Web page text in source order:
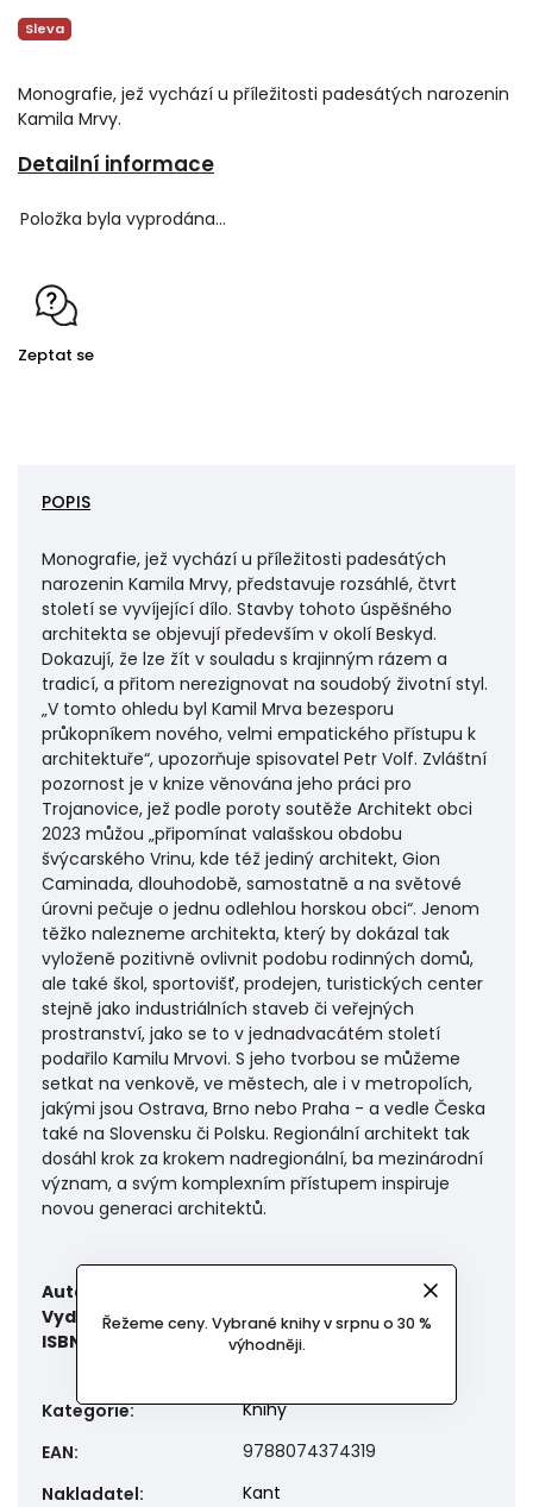
Řežeme ceny. Vybrané knihy v srpnu o 30 %
výhodněji.
Monografie, jež vychází u příležitosti padesátých narozenin
Kamila Mrvy.
Detailní informace
Sleva
Položka byla vyprodána…
Zeptat se
POPIS
Monografie, jež vychází u příležitosti padesátých
narozenin Kamila Mrvy, představuje rozsáhlé, čtvrt
století se vyvíjející dílo. Stavby tohoto úspěšného
architekta se objevují především v okolí Beskyd.
Dokazují, že lze žít v souladu s krajinným rázem a
tradicí, a přitom nerezignovat na soudobý životní styl.
„V tomto ohledu byl Kamil Mrva bezesporu
průkopníkem nového, velmi empatického přístupu k
architektuře“, upozorňuje spisovatel Petr Volf. Zvláštní
pozornost je v knize věnována jeho práci pro
Trojanovice, jež podle poroty soutěže Architekt obci
2023 můžou „připomínat valašskou obdobu
švýcarského Vrinu, kde též jediný architekt, Gion
Caminada, dlouhodobě, samostatně a na světové
úrovni pečuje o jednu odlehlou horskou obci“. Jenom
těžko nalezneme architekta, který by dokázal tak
vyloženě pozitivně ovlivnit podobu rodinných domů,
ale také škol, sportovišť, prodejen, turistických center
stejně jako industriálních staveb či veřejných
prostranství, jako se to v jednadvacátém století
podařilo Kamilu Mrvovi. S jeho tvorbou se můžeme
setkat na venkově, ve městech, ale i v metropolích,
jakými jsou Ostrava, Brno nebo Praha - a vedle Česka
také na Slovensku či Polsku. Regionální architekt tak
dosáhl krok za krokem nadregionální, ba mezinárodní
význam, a svým komplexním přístupem inspiruje
novou generaci architektů.
Autor:
Vydal:
Karel Kerlický – KANT
ISBN:
978-80-7437-431-9
Kategorie:
Knihy
EAN:
9788074374319
Nakladatel:
Kant